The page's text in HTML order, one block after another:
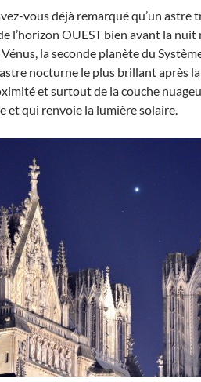
vous déjà remarqué qu’un astre
l’horizon OUEST bien avant la nuit
la seconde planète du
nocturne le plus brillant après la
et surtout de la couche
et qui renvoie la lumière solaire.